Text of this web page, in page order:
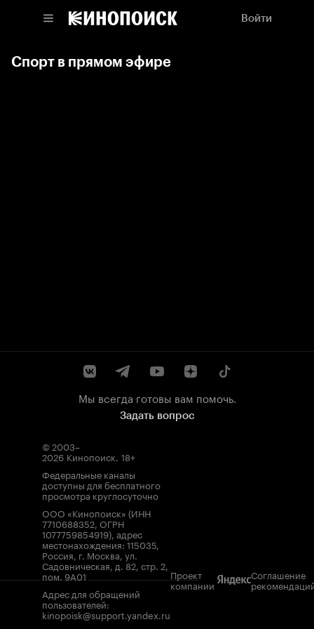
Войти
Спорт в прямом эфире
Мы всегда готовы вам помочь.
Задать вопрос
© 2003–
2026 Кинопоиск. 18+
Федеральные каналы
доступны для бесплатного
просмотра круглосуточно
ООО «Кинопоиск» (ИНН
7710688352, ОГРН
1077759854919), адрес
местонахождения: 115035,
Россия, г. Москва, ул.
Садовническая, д. 82, стр. 2,
пом. 9А01
Адрес для обращений
пользователей:
kinopoisk@support.yandex.ru
Проект
компании
Соглашение